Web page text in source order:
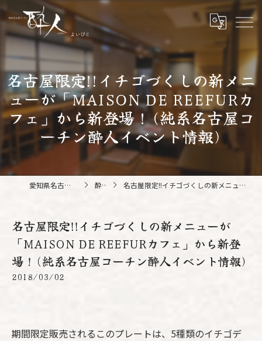
名古屋限定!!イチゴづくしの新メニ
ューが「MAISON DE REEFURカ
フェ」から新登場！(純系名古屋コ
ーチン酔人イベント情報)
愛知県名古屋の鍋なら純系名古屋コーチン 酔人 酔人ブログ 名古屋限定!!イチゴづくしの新メニューが「MAISON DE REEFURカフェ」から新登場！(純系名古屋コーチン酔人イベント情報)
名古屋限定!!イチゴづくしの新メニューが
「MAISON DE REEFURカフェ」から新登
場！(純系名古屋コーチン酔人イベント情報)
2018/03/02
期間限定販売されるこのプレートは、5種類のイチゴデ